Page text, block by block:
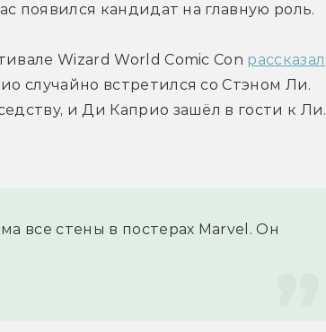
появился кандидат на главную роль.
Wizard World Comic Con рассказал
случайно встретился со Стэном Ли.
и Ди Каприо зашёл в гости к Ли.
все стены в постерах Marvel. Он